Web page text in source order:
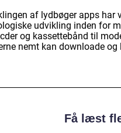
af lydbøger apps
udvikling inden for
og kassettebånd til
nemt kan downloade og
Få læst